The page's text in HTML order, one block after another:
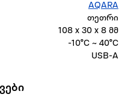
AQARA
თეთრი
108 x 30 x 8 მმ
-10°C ~ 40°C
USB-A